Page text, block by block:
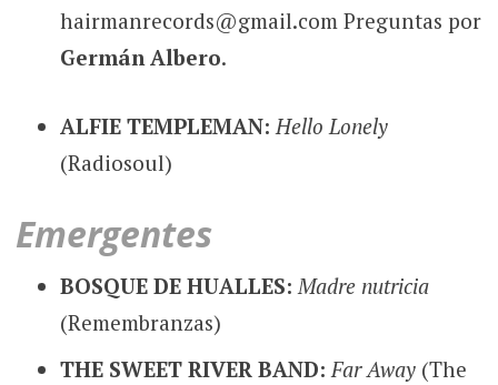
hairmanrecords@gmail.com Preguntas por
Germán Albero.
ALFIE TEMPLEMAN: Hello Lonely
(Radiosoul)
Emergentes
BOSQUE DE HUALLES: Madre nutricia
(Remembranzas)
THE SWEET RIVER BAND:Far Away(The